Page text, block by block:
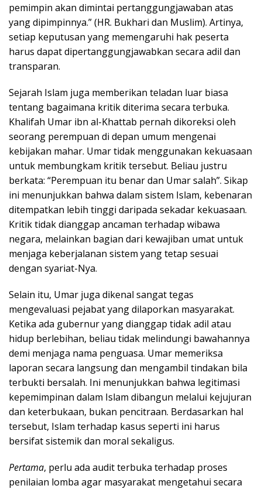
pemimpin akan dimintai pertanggungjawaban atas
yang dipimpinnya.” (HR. Bukhari dan Muslim). Artinya,
setiap keputusan yang memengaruhi hak peserta
harus dapat dipertanggungjawabkan secara adil dan
transparan.
Sejarah Islam juga memberikan teladan luar biasa
tentang bagaimana kritik diterima secara terbuka.
Khalifah Umar ibn al-Khattab pernah dikoreksi oleh
seorang perempuan di depan umum mengenai
kebijakan mahar. Umar tidak menggunakan kekuasaan
untuk membungkam kritik tersebut. Beliau justru
berkata: “Perempuan itu benar dan Umar salah”. Sikap
ini menunjukkan bahwa dalam sistem Islam, kebenaran
ditempatkan lebih tinggi daripada sekadar kekuasaan.
Kritik tidak dianggap ancaman terhadap wibawa
negara, melainkan bagian dari kewajiban umat untuk
menjaga keberjalanan sistem yang tetap sesuai
dengan syariat-Nya.
Selain itu, Umar juga dikenal sangat tegas
mengevaluasi pejabat yang dilaporkan masyarakat.
Ketika ada gubernur yang dianggap tidak adil atau
hidup berlebihan, beliau tidak melindungi bawahannya
demi menjaga nama penguasa. Umar memeriksa
laporan secara langsung dan mengambil tindakan bila
terbukti bersalah. Ini menunjukkan bahwa legitimasi
kepemimpinan dalam Islam dibangun melalui kejujuran
dan keterbukaan, bukan pencitraan. Berdasarkan hal
tersebut, Islam terhadap kasus seperti ini harus
bersifat sistemik dan moral sekaligus.
Pertama, perlu ada audit terbuka terhadap proses
penilaian lomba agar masyarakat mengetahui secara